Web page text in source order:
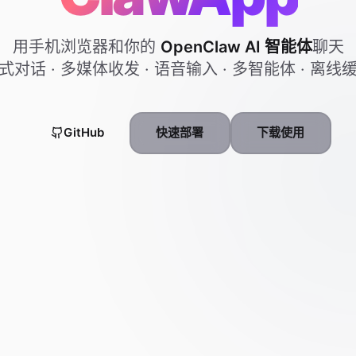
用手机浏览器和你的 OpenClaw AI 智能体聊天
对话 · 多媒体收发 · 语音输入 · 多智能体 · 离线
GitHub 快速部署 下载使用